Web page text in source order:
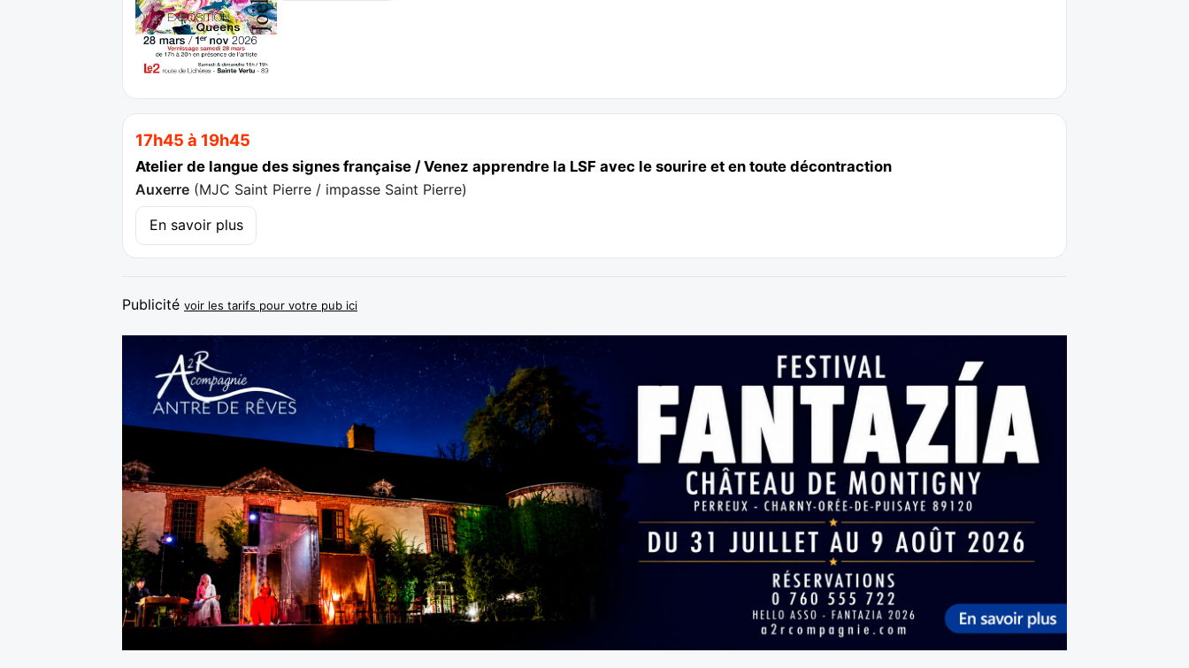
17h45 à 19h45
Atelier de langue des signes française / Venez apprendre la LSF avec le sourire et en toute décontraction
Auxerre (MJC Saint Pierre / impasse Saint Pierre)
En savoir plus
Publicité voir les tarifs pour votre pub ici